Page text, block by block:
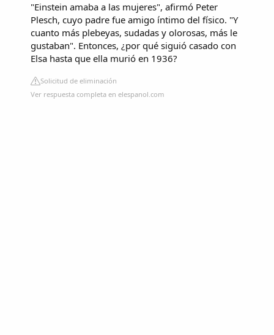
"Einstein amaba a las mujeres", afirmó Peter
Plesch, cuyo padre fue amigo íntimo del físico. "Y
cuanto más plebeyas, sudadas y olorosas, más le
gustaban". Entonces, ¿por qué siguió casado con
Elsa hasta que ella murió en 1936?
Solicitud de eliminación
Ver respuesta completa en elespanol.com